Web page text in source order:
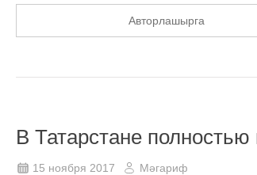
Авторлашырга
В Татарстане
15 ноября 2017 Мәгариф